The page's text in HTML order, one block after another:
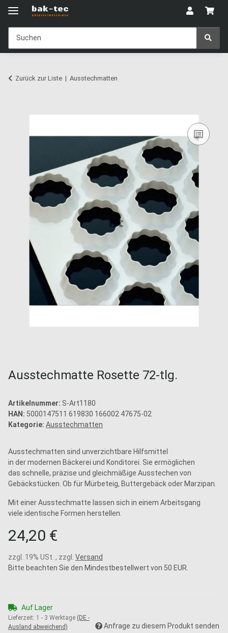
Zurück zur Liste Ausstechmatten
Ausstechmatte Rosette 72-tlg.
Artikelnummer: S-Art1180
HAN: 5000147511 619830 166002 47675-02
Kategorie: Ausstechmatten
Ausstechmatten sind unverzichtbare Hilfsmittel
in der modernen Bäckerei und Konditorei. Sie ermöglichen
das schnelle, präzise und gleichmäßige Ausstechen von
Gebäckstücken. Ob für Mürbeteig, Buttergebäck oder Marzipan.
Mit einer Ausstechmatte lassen sich in einem Arbeitsgang
viele identische Formen herstellen.
24,20 €
zzgl. 19% USt. , zzgl. Versand
Bitte beachten Sie den Mindestbestellwert von 50 EUR.
Auf Lager
Lieferzeit: 1 - 3 Werktage (DE -
Ausland abweichend)
Anfrage zu diesem Produkt senden